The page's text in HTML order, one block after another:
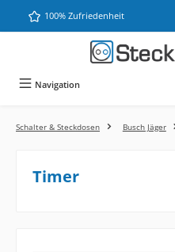
Zum Hauptinhalt springen
100% Zufriedenheit
Navigation
Schalter & Steckdosen Busch Jäger
Timer